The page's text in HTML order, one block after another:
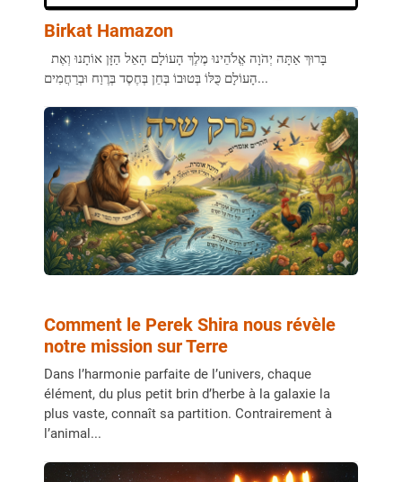
Birkat Hamazon
הָעוֹלָם כֻּלּוֹ בְּטוּבוֹ בְּחֵן בְּחֶסֶד בְּרֶוַח וּבְרַחֲמִים...
Comment le Perek Shira nous révèle
notre mission sur Terre
Dans l’harmonie parfaite de l’univers, chaque
élément, du plus petit brin d’herbe à la galaxie la
plus vaste, connaît sa partition. Contrairement à
l’animal...